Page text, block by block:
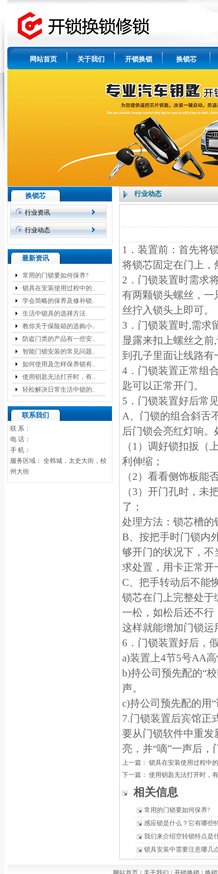
网站首页 关于我们 开锁换锁 换锁芯
换锁芯
行业资讯
行业动态
最新资讯
常用的门锁要如何保养?
锁具在安装使用过程中的..
学会简略的保养及修补锁..
生活中锁具的选择方法
教你关于保险箱的选购小..
防盗门类的产品有一些安..
智能门锁安装的常见问题..
如何使用及怎样保养锁有..
使用钥匙无法打开时，有..
轻松解决日常生活中锁的..
联系我们
联 系：
电 话：
手 机：
服务区域： 全韩城，太史大街，桢
州大街
行业动态
1．装置前：首先将
将锁芯固定在门上，
2．门锁装置时需求
有两颗锁头螺丝，
丝拧入锁头上即可。
3．门锁装置时,需求
显露来扣上螺丝之
到孔子里面让线路有
4．门锁装置正常组
匙可以正常开门。
5．门锁装置好后常
A、门锁的组合斜舌
后门锁会亮红灯响
（1）调好锁扣扳（
利伸缩；
（2）看看侧饰板能
（3）开门孔时，未
了；
处理方法：锁芯槽
B、按把手时门锁内
够开门的状况下，
求处置，用卡正常
C、把手转动后不能
锁芯在门上完整处
一松，如松后还不
这样就能增加门锁运
6．门锁装置好后，
a)装置上4节5号AA
b)持公司预先配的“
声。
c)持公司预先配的用
7.门锁装置后宾馆正
要从门锁软件中重发
亮，并“嘀”一声后
上一篇： 锁具在安装使用过程中
下一篇： 使用钥匙无法打开时，
相关信息
常用的门锁要如何保养?
感应锁是什么？它有哪些
我们来介绍空转锁特点是
锁具安装中需要注意哪几